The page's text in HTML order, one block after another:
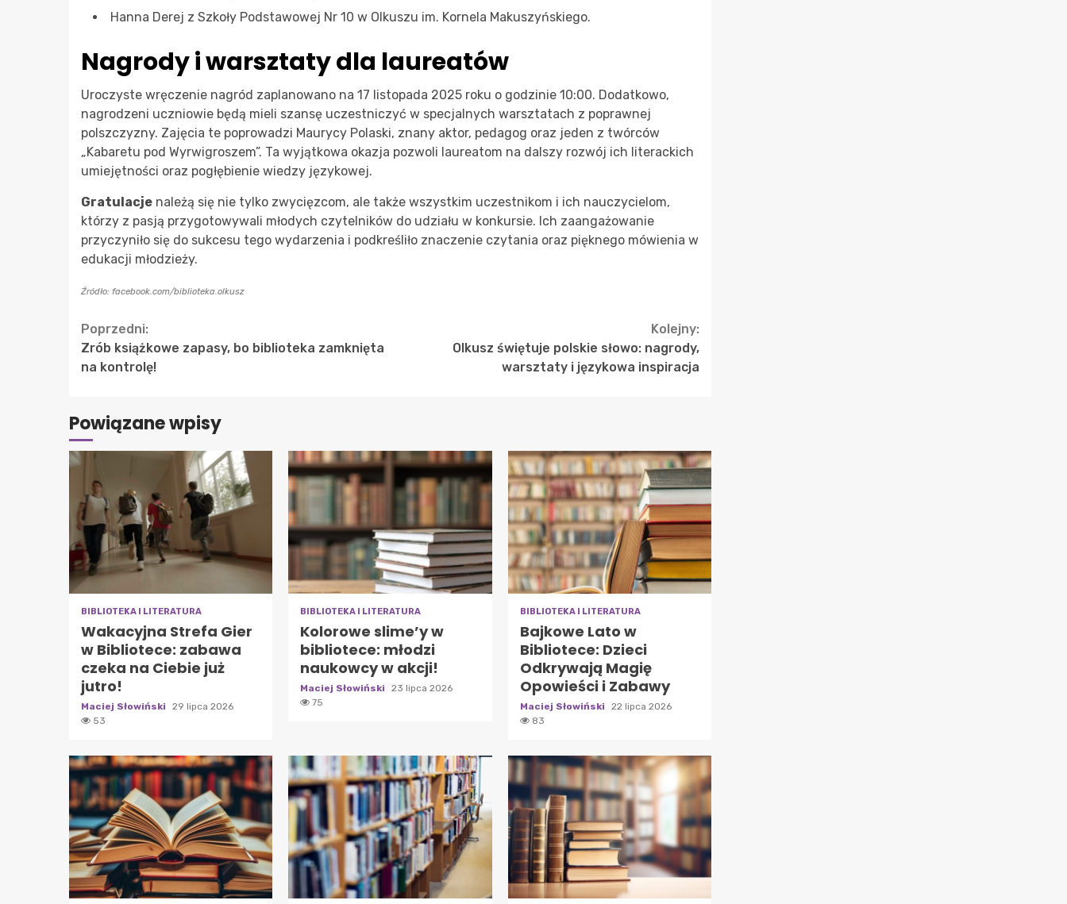
Hanna Derej z Szkoły Podstawowej Nr 10 w Olkuszu im. Kornela Makuszyńskiego.
Nagrody i warsztaty dla laureatów
Uroczyste wręczenie nagród zaplanowano na 17 listopada 2025 roku o godzinie 10:00. Dodatkowo,
nagrodzeni uczniowie będą mieli szansę uczestniczyć w specjalnych warsztatach z poprawnej
polszczyzny. Zajęcia te poprowadzi Maurycy Polaski, znany aktor, pedagog oraz jeden z twórców
„Kabaretu pod Wyrwigroszem”. Ta wyjątkowa okazja pozwoli laureatom na dalszy rozwój ich literackich
umiejętności oraz pogłębienie wiedzy językowej.
Gratulacje należą się nie tylko zwycięzcom, ale także wszystkim uczestnikom i ich nauczycielom,
którzy z pasją przygotowywali młodych czytelników do udziału w konkursie. Ich zaangażowanie
przyczyniło się do sukcesu tego wydarzenia i podkreśliło znaczenie czytania oraz pięknego mówienia w
edukacji młodzieży.
Źródło: facebook.com/biblioteka.olkusz
Continue
Reading
Poprzedni:
Zrób książkowe zapasy, bo biblioteka zamknięta
na kontrolę!
Kolejny:
Olkusz świętuje polskie słowo: nagrody,
warsztaty i językowa inspiracja
Powiązane wpisy
BIBLIOTEKA I LITERATURA
Wakacyjna Strefa Gier
w Bibliotece: zabawa
czeka na Ciebie już
jutro!
Maciej Słowiński
29 lipca 2026
53
BIBLIOTEKA I LITERATURA
Kolorowe slime’y w
bibliotece: młodzi
naukowcy w akcji!
Maciej Słowiński
23 lipca 2026
75
BIBLIOTEKA I LITERATURA
Bajkowe Lato w
Bibliotece: Dzieci
Odkrywają Magię
Opowieści i Zabawy
Maciej Słowiński
22 lipca 2026
83